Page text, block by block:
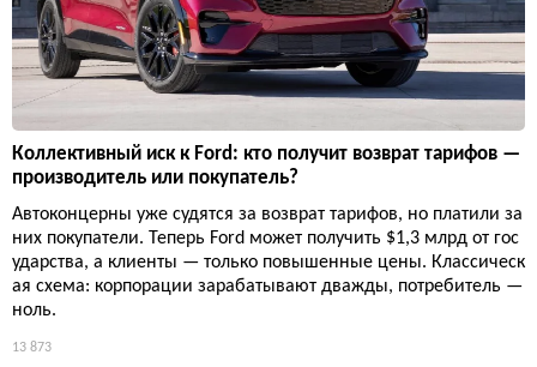
Коллективный иск к Ford: кто получит возврат тарифов —
производитель или покупатель?
Автоконцерны уже судятся за возврат тарифов, но платили за
них покупатели. Теперь Ford может получить $1,3 млрд от гос
ударства, а клиенты — только повышенные цены. Классическ
ая схема: корпорации зарабатывают дважды, потребитель —
ноль.
13 873